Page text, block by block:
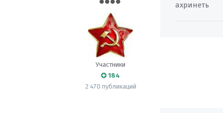
Участники
184
2 470 публикаций
ахринеть